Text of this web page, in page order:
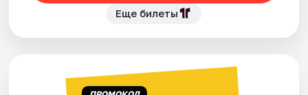
Еще билеты